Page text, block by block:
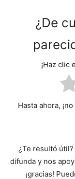
¿De
¡Haz clic
Hasta ahora,
¿Te resultó
difunda y nos
¡gracias!